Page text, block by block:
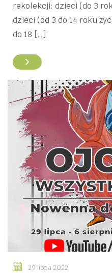
rekolekcji: dzieci (do 3
dzieci (od 3 do 14 roku
do 18 […]
29 lipca 2022